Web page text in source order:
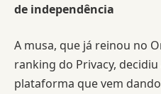
de independência
A musa, que já reinou no
ranking do Privacy,
plataforma que vem